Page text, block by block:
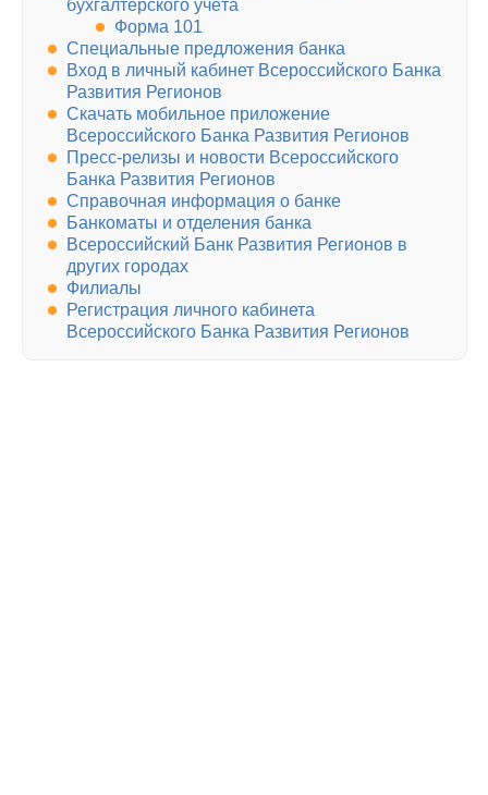
бухгалтерского учёта
Форма 101
Специальные предложения банка
Вход в личный кабинет Всероссийского Банка
Развития Регионов
Скачать мобильное приложение
Всероссийского Банка Развития Регионов
Пресс-релизы и новости Всероссийского
Банка Развития Регионов
Справочная информация о банке
Банкоматы и отделения банка
Всероссийский Банк Развития Регионов в
других городах
Филиалы
Регистрация личного кабинета
Всероссийского Банка Развития Регионов